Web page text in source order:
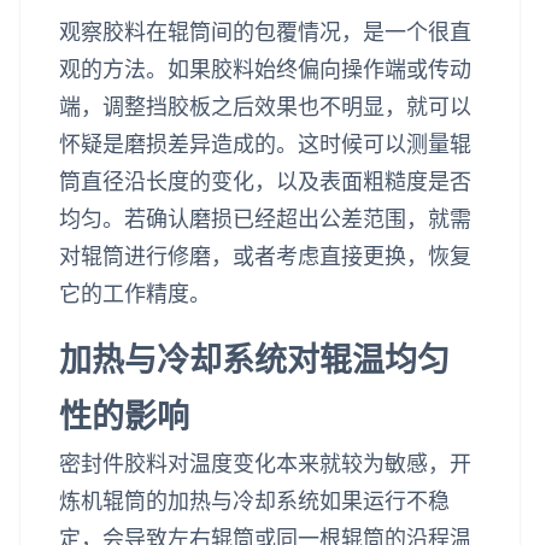
观察胶料在辊筒间的包覆情况，是一个很直
观的方法。如果胶料始终偏向操作端或传动
端，调整挡胶板之后效果也不明显，就可以
怀疑是磨损差异造成的。这时候可以测量辊
筒直径沿长度的变化，以及表面粗糙度是否
均匀。若确认磨损已经超出公差范围，就需
对辊筒进行修磨，或者考虑直接更换，恢复
它的工作精度。
加热与冷却系统对辊温均匀
性的影响
密封件胶料对温度变化本来就较为敏感，开
炼机辊筒的加热与冷却系统如果运行不稳
定，会导致左右辊筒或同一根辊筒的沿程温